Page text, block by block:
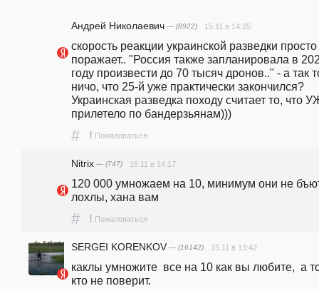
Андрей Николаевич — (8922) 15.11 в 14:25
скорость реакции украинской разведки просто
поражает.. "Россия также запланировала в
году произвести до 70 тысяч дронов.." - а так
ничо, что 25-й уже практически закончился?
Украинская разведка походу считает то, что
прилетело по бандерзьянам)))
# ! Пожаловаться
Nitrix — (747) 15.11 в 14:17
120 000 умножаем на 10, минимум они не
лохлы, хана вам
# ! Пожаловаться
SERGEI KORENKOV — (16142) 15.11 в 13:42
каклы умножите  все на 10 как вы любите,  а
кто не поверит.